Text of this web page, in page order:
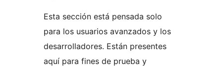
Esta sección está pensada solo
para los usuarios avanzados y los
desarrolladores. Están presentes
aquí para fines de prueba y